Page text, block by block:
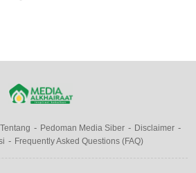
Tentang Pedoman Media Siber
Disclaimer
Frequently Asked Questions (FAQ)